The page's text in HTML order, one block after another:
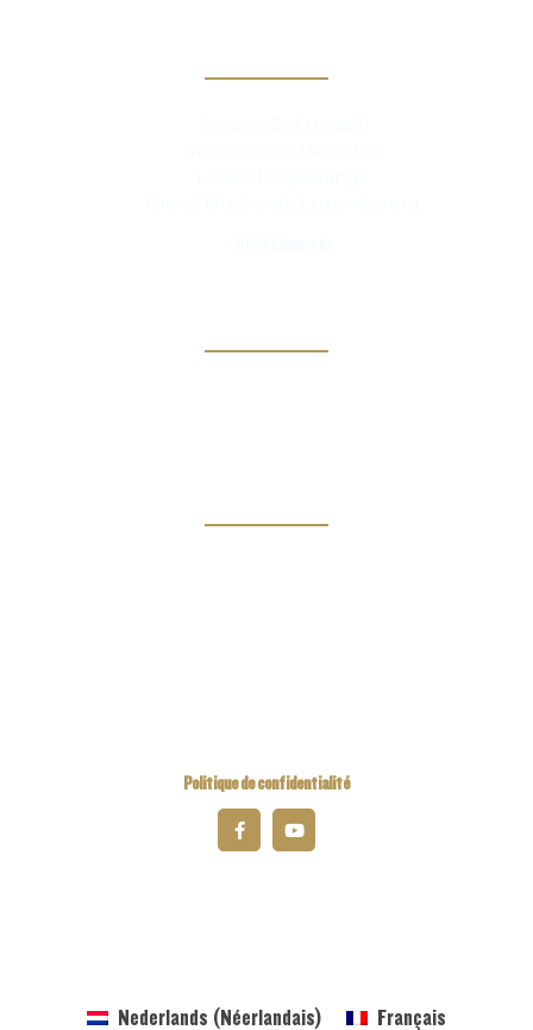
Politique de confidentialité
Nederlands (Néerlandais) Français